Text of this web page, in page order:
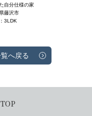
自分仕様の家
藤沢市
3LDK
へ戻る